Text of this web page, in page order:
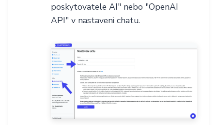
poskytovatele AI" nebo "OpenAI
API" v nastaveni chatu.